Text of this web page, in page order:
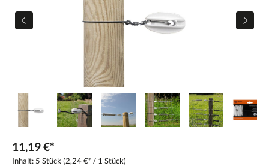
11,19 €*
Inhalt: 5 Stück (2,24 €* / 1 Stück)